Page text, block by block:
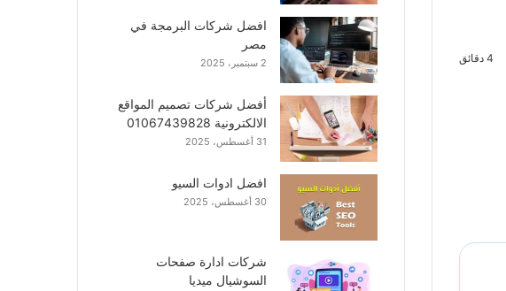
4 دقائق
افضل شركات البرمجة في
مصر
2 سبتمبر، 2025
أفضل شركات تصميم المواقع
الالكترونية 01067439828
31 أغسطس، 2025
افضل ادوات السيو
30 أغسطس، 2025
شركات ادارة صفحات
السوشيال ميديا